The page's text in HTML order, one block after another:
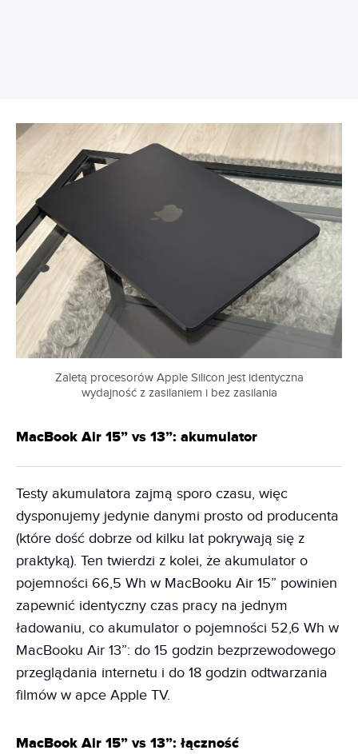
Zaletą procesorów Apple Silicon jest identyczna
wydajność z zasilaniem i bez zasilania
MacBook Air 15” vs 13”: akumulator
Testy akumulatora zajmą sporo czasu, więc
dysponujemy jedynie danymi prosto od producenta
(które dość dobrze od kilku lat pokrywają się z
praktyką). Ten twierdzi z kolei, że akumulator o
pojemności 66,5 Wh w MacBooku Air 15” powinien
zapewnić identyczny czas pracy na jednym
ładowaniu, co akumulator o pojemności 52,6 Wh w
MacBooku Air 13”: do 15 godzin bezprzewodowego
przeglądania internetu i do 18 godzin odtwarzania
filmów w apce Apple TV.
MacBook Air 15” vs 13”: łączność